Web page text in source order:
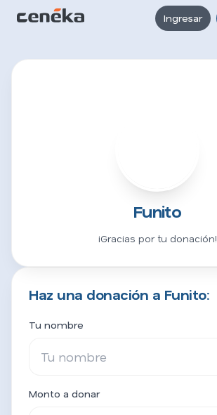
Ingresar
Funito
¡Gracias por tu donación!
Haz una donación a Funito:
Tu nombre
Monto a donar